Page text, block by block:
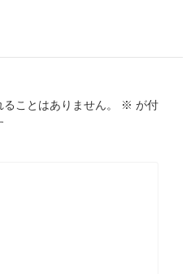
ことはありません。 ※ が付